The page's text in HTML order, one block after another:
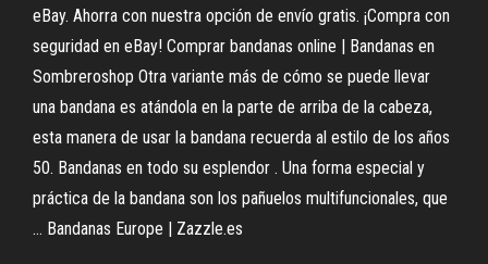
eBay. Ahorra con nuestra opción de envío gratis. ¡Compra con
seguridad en eBay! Comprar bandanas online | Bandanas en
Sombreroshop Otra variante más de cómo se puede llevar
una bandana es atándola en la parte de arriba de la cabeza,
esta manera de usar la bandana recuerda al estilo de los años
50. Bandanas en todo su esplendor . Una forma especial y
práctica de la bandana son los pañuelos multifuncionales, que
… Bandanas Europe | Zazzle.es